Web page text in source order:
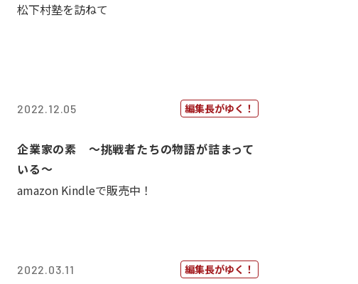
松下村塾を訪ねて
2022.12.05 編集長がゆく！
企業家の素 〜挑戦者たちの物語が詰まって
いる〜
amazon Kindleで販売中！
2022.03.11 編集長がゆく！